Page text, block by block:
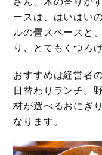
ースは、はいはい
ルの畳スペースと
り、とてもくつろげ
おすすめは経営者
日替わりランチ。
材が選べるおにぎ
なります。